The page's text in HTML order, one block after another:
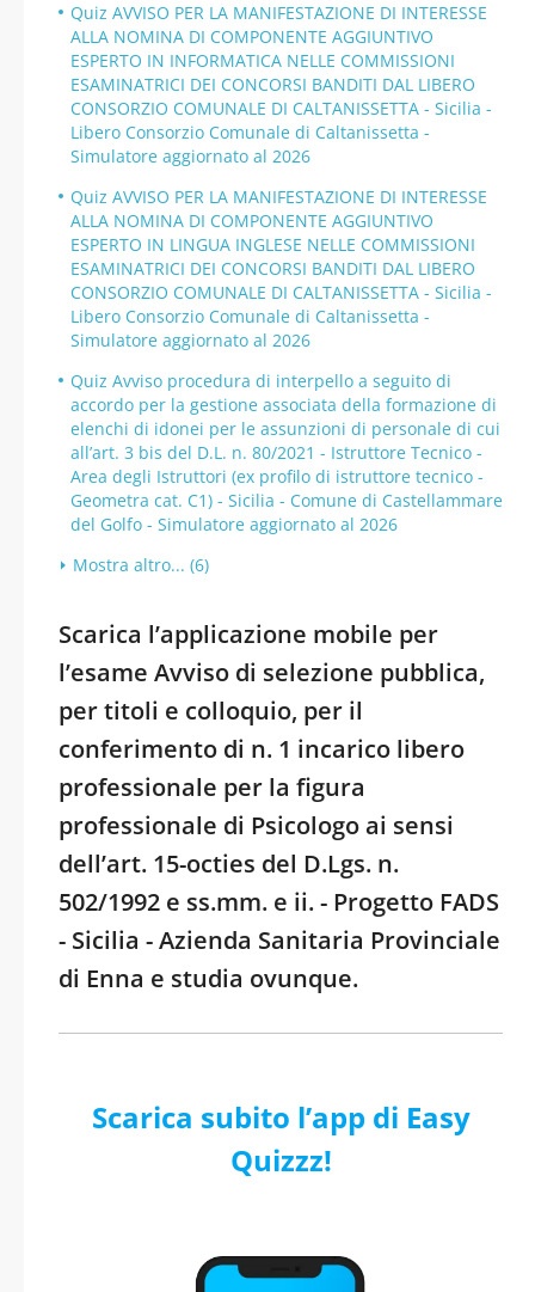
Quiz AVVISO PER LA MANIFESTAZIONE DI INTERESSE
ALLA NOMINA DI COMPONENTE AGGIUNTIVO
ESPERTO IN INFORMATICA NELLE COMMISSIONI
ESAMINATRICI DEI CONCORSI BANDITI DAL LIBERO
CONSORZIO COMUNALE DI CALTANISSETTA - Sicilia -
Libero Consorzio Comunale di Caltanissetta -
Simulatore aggiornato al 2026
Quiz AVVISO PER LA MANIFESTAZIONE DI INTERESSE
ALLA NOMINA DI COMPONENTE AGGIUNTIVO
ESPERTO IN LINGUA INGLESE NELLE COMMISSIONI
ESAMINATRICI DEI CONCORSI BANDITI DAL LIBERO
CONSORZIO COMUNALE DI CALTANISSETTA - Sicilia -
Libero Consorzio Comunale di Caltanissetta -
Simulatore aggiornato al 2026
Quiz Avviso procedura di interpello a seguito di
accordo per la gestione associata della formazione di
elenchi di idonei per le assunzioni di personale di cui
all’art. 3 bis del D.L. n. 80/2021 - Istruttore Tecnico -
Area degli Istruttori (ex profilo di istruttore tecnico -
Geometra cat. C1) - Sicilia - Comune di Castellammare
del Golfo - Simulatore aggiornato al 2026
Mostra altro... (6)
Scarica l’applicazione mobile per
l’esame Avviso di selezione pubblica,
per titoli e colloquio, per il
conferimento di n. 1 incarico libero
professionale per la figura
professionale di Psicologo ai sensi
dell’art. 15-octies del D.Lgs. n.
502/1992 e ss.mm. e ii. - Progetto FADS
- Sicilia - Azienda Sanitaria Provinciale
di Enna e studia ovunque.
Scarica subito l’app di Easy
Quizzz!